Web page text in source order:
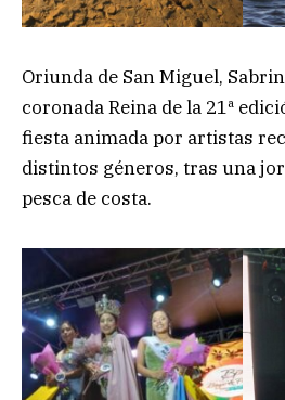
Oriunda de San Miguel,
coronada Reina de la 21ª
fiesta animada por artistas
distintos géneros, tras una
pesca de costa.